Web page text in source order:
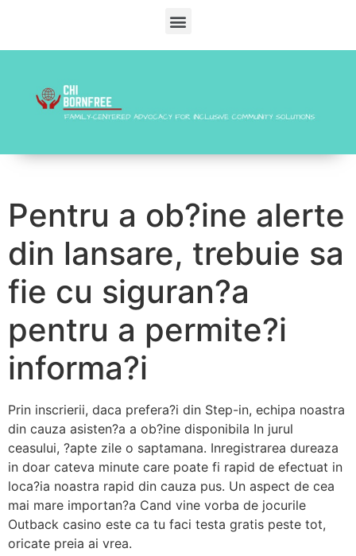
Pentru a ob?ine alerte
din lansare, trebuie sa
fie cu siguran?a
pentru a permite?i
informa?i
Prin inscrierii, daca prefera?i din Step-in, echipa noastra
din cauza asisten?a a ob?ine disponibila In jurul
ceasului, ?apte zile o saptamana. Inregistrarea dureaza
in doar cateva minute care poate fi rapid de efectuat in
loca?ia noastra rapid din cauza pus. Un aspect de cea
mai mare importan?a Cand vine vorba de jocurile
Outback casino este ca tu faci testa gratis peste tot,
oricate preia ai vrea.